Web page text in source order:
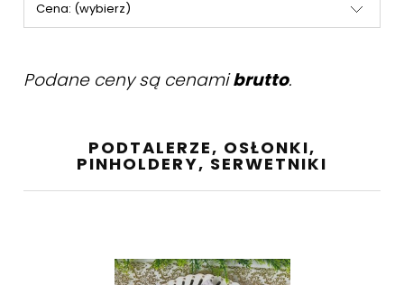
Cena: (wybierz)
Podane ceny są cenamibrutto.
PODTALERZE, OSŁONKI,
PINHOLDERY, SERWETNIKI